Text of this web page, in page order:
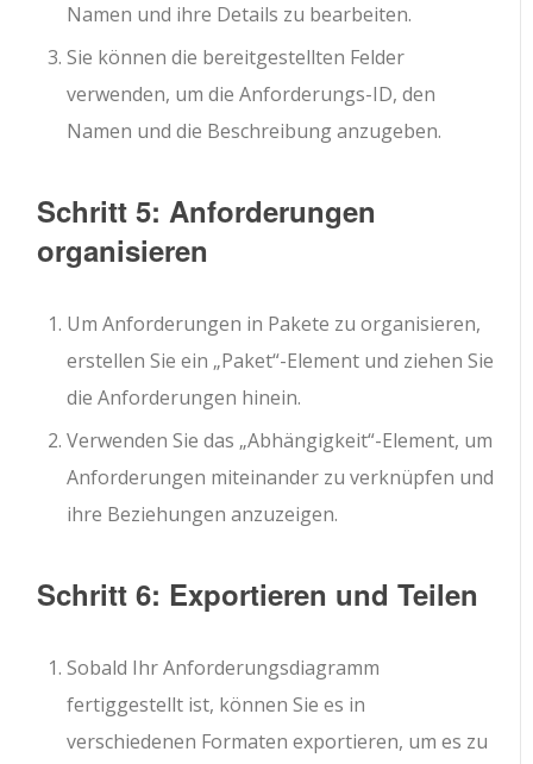
Namen und ihre Details zu bearbeiten.
Sie können die bereitgestellten Felder
verwenden, um die Anforderungs-ID, den
Namen und die Beschreibung anzugeben.
Schritt 5: Anforderungen
organisieren
Um Anforderungen in Pakete zu organisieren,
erstellen Sie ein „Paket“-Element und ziehen Sie
die Anforderungen hinein.
Verwenden Sie das „Abhängigkeit“-Element, um
Anforderungen miteinander zu verknüpfen und
ihre Beziehungen anzuzeigen.
Schritt 6: Exportieren und Teilen
Sobald Ihr Anforderungsdiagramm
fertiggestellt ist, können Sie es in
verschiedenen Formaten exportieren, um es zu